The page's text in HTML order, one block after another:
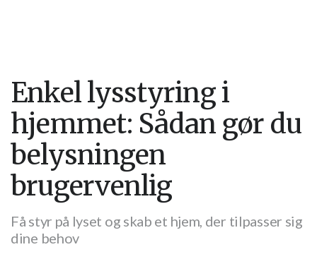
Enkel lysstyring i
hjemmet: Sådan gør du
belysningen
brugervenlig
Få styr på lyset og skab et hjem, der tilpasser sig
dine behov